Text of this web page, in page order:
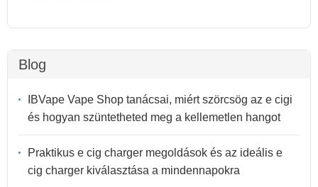
Blog
IBVape Vape Shop tanácsai, miért szörcsög az e cigi
és hogyan szüntetheted meg a kellemetlen hangot
Praktikus e cig charger megoldások és az ideális e
cig charger kiválasztása a mindennapokra